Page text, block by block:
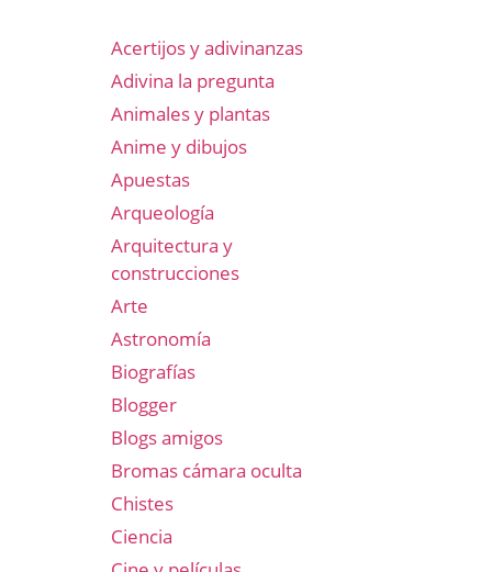
Acertijos y adivinanzas
Adivina la pregunta
Animales y plantas
Anime y dibujos
Apuestas
Arqueología
Arquitectura y
construcciones
Arte
Astronomía
Biografías
Blogger
Blogs amigos
Bromas cámara oculta
Chistes
Ciencia